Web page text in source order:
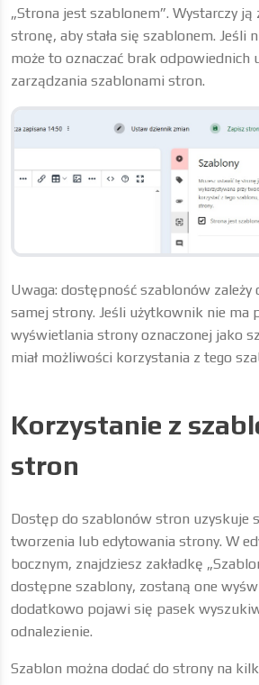
„Strona jest szablonem”. Wystarczy ją
stronę, aby stała się szablonem. Jeśli
może to oznaczać brak odpowiednich
zarządzania szablonami stron.
Uwaga: dostępność szablonów zależy
samej strony. Jeśli użytkownik nie ma
wyświetlania strony oznaczonej jako
miał możliwości korzystania z tego
Korzystanie z
stron
Dostęp do szablonów stron uzyskuje
tworzenia lub edytowania strony. W
bocznym, znajdziesz zakładkę
dostępne szablony, zostaną one
dodatkowo pojawi się pasek
odnalezienie.
Szablon można dodać do strony na